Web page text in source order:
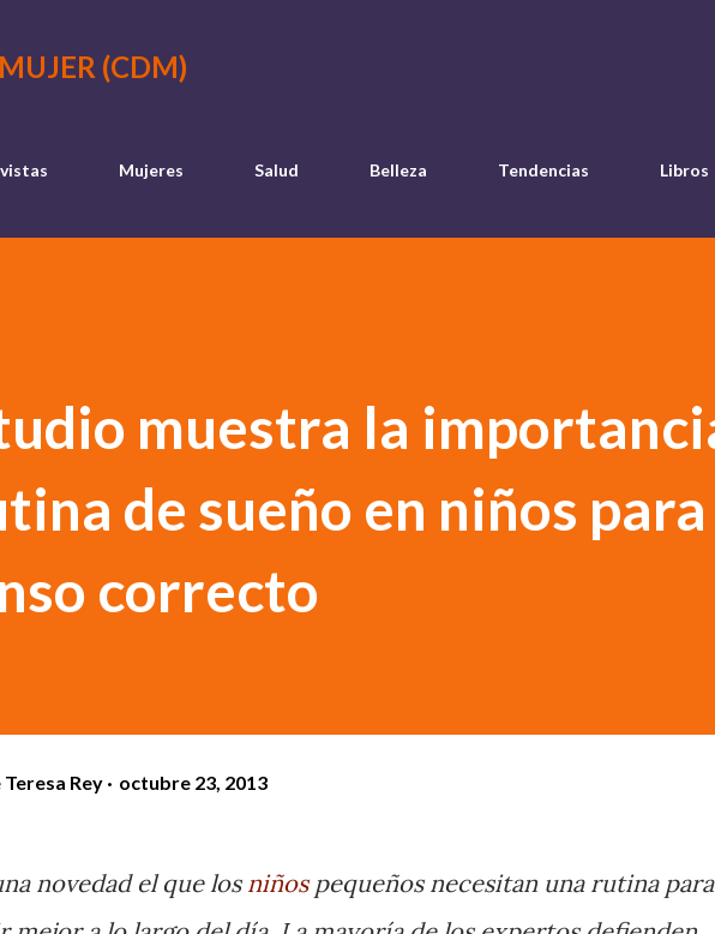
(CDM)
Mujeres Salud Belleza Tendencias Libros
muestra la
de sueño en niños
correcto
Teresa Rey octubre 23, 2013
novedad el que losniñospequeños necesitan una rutina para